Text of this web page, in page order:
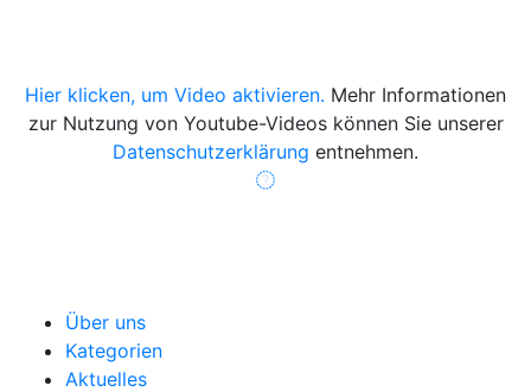
Hier klicken, um Video aktivieren. Mehr Informationen
zur Nutzung von Youtube-Videos können Sie unserer
Datenschutzerklärung entnehmen.
Über uns
Kategorien
Aktuelles